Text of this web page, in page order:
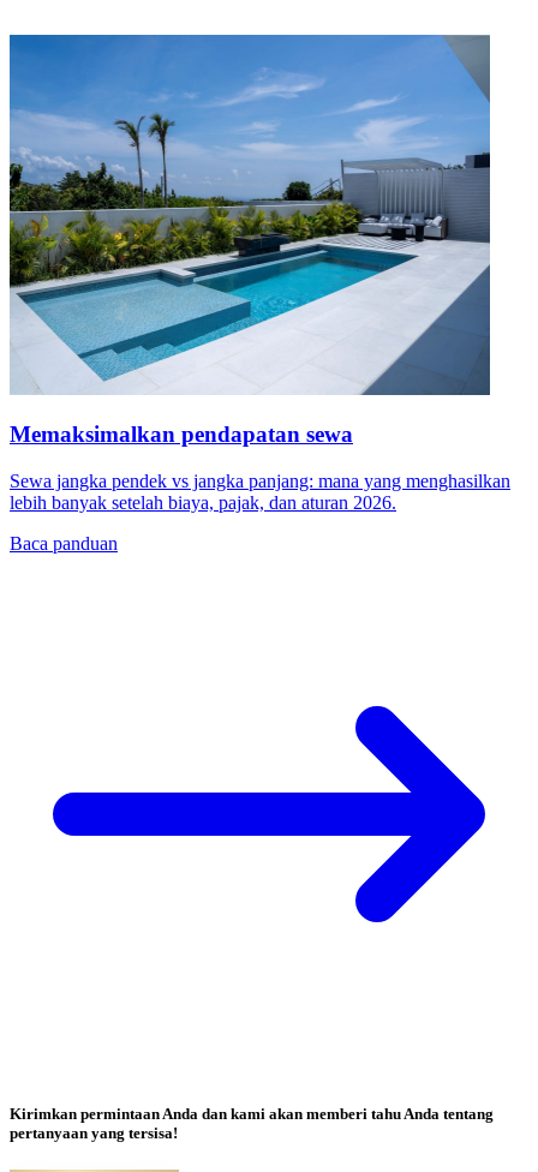
Memaksimalkan pendapatan sewa
Sewa jangka pendek vs jangka panjang: mana yang menghasilkan
lebih banyak setelah biaya, pajak, dan aturan 2026.
Baca panduan
Kirimkan permintaan Anda dan kami akan memberi tahu Anda tentang
pertanyaan yang tersisa!